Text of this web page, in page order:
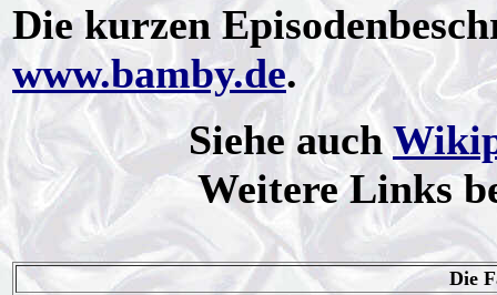
Die kurzen
www.bamby.de.
Siehe auch
Weitere Links
Die